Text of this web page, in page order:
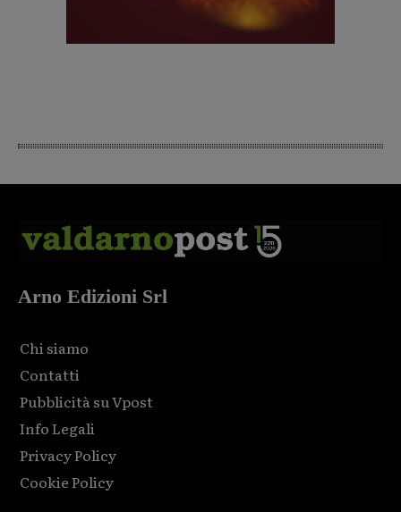
Arno Edizioni Srl
Chi siamo
Contatti
Pubblicità su Vpost
Info Legali
Privacy Policy
Cookie Policy